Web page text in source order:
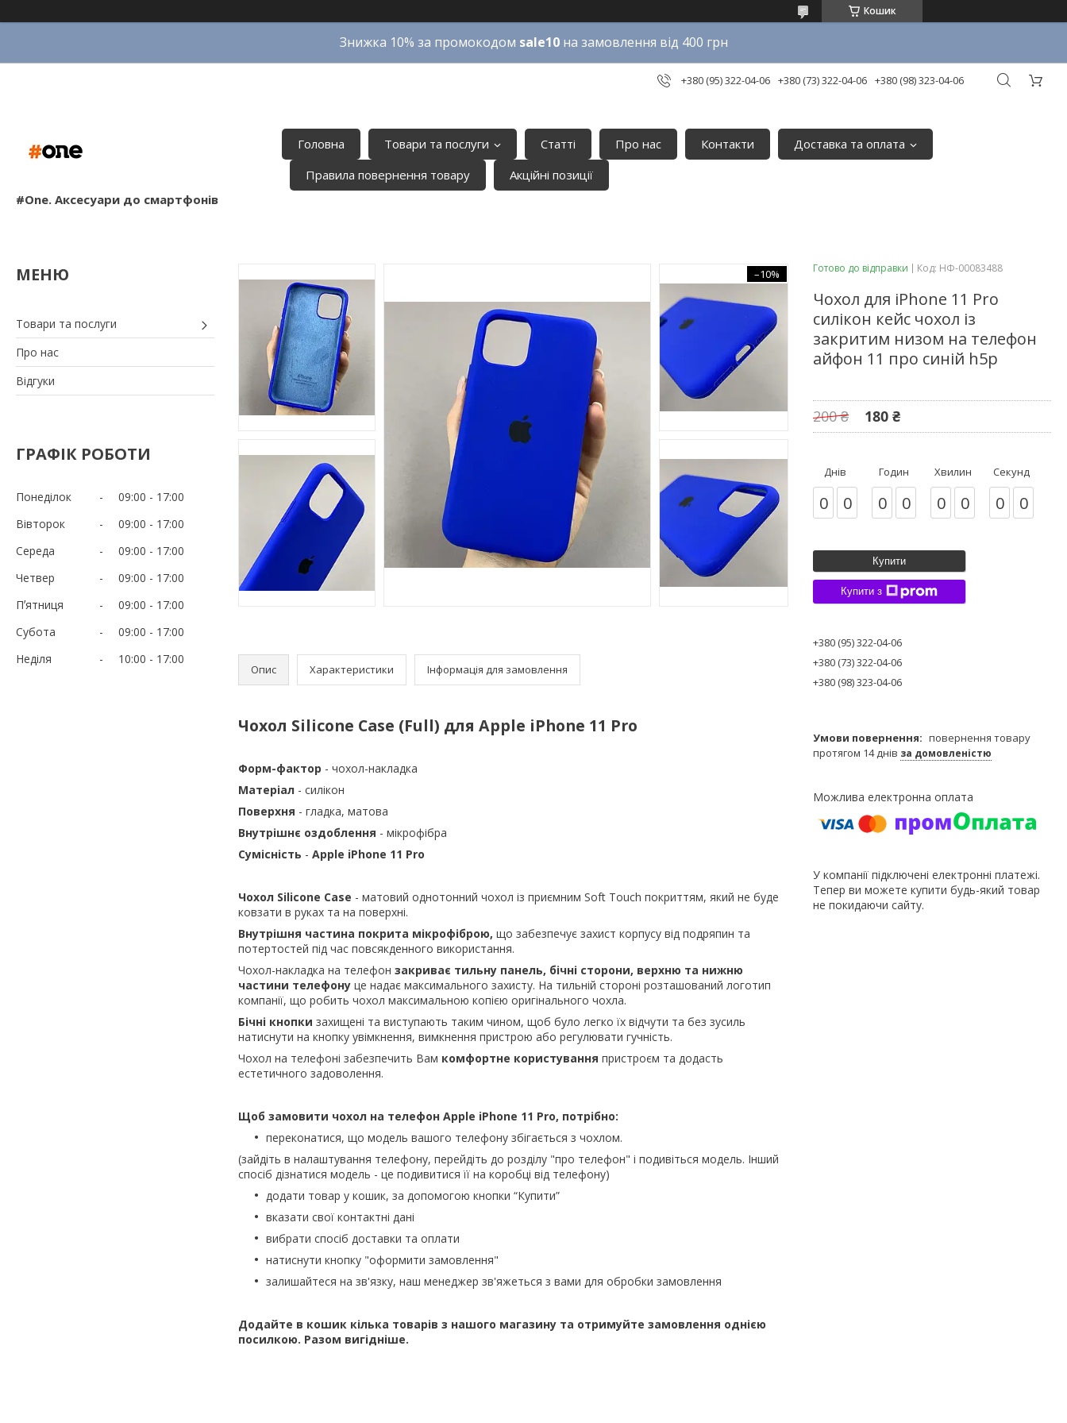
Кошик
Знижка 10% за промокодом sale10на замовлення від 400 грн
+380 (95) 322-04-06 +380 (73) 322-04-06 +380 (98) 323-04-06
#One. Аксесуари до смартфонів
Головна Товари та послуги Статті Про нас Контакти
Доставка та оплата
Правила повернення товару
Акційні позиції
Товари та послуги
Про нас
Відгуки
ГРАФІК РОБОТИ
Понеділок 09:00
17:00
Вівторок
09:00
17:00
Середа
09:00
17:00
Четвер
09:00
17:00
Пʼятниця
09:00
17:00
Субота
09:00
17:00
Неділя
10:00 17:00
–10%
Опис Характеристики Інформація для замовлення
Чохол Silicone Case (Full) для Apple iPhone 11 Pro
Форм-фактор - чохол-накладка
Матеріал - силікон
Поверхня - гладка, матова
Внутрішнє оздоблення - мікрофібра
Сумісність - Apple iPhone 11 Pro
Чохол Silicone Case - матовий однотонний чохол із приємним Soft Touch покриттям, який не буде
ковзати в руках та на поверхні.
Внутрішня частина покрита мікрофіброю, що забезпечує захист корпусу від подряпин та
потертостей під час повсякденного використання.
Чохол-накладка на телефон закриває тильну панель, бічні сторони, верхню та нижню
частини телефону це надає максимального захисту. На тильній стороні розташований логотип
компанії, що робить чохол максимальною копією оригінального чохла.
Бічні кнопки захищені та виступають таким чином, щоб було легко їх відчути та без зусиль
натиснути на кнопку увімкнення, вимкнення пристрою або регулювати гучність.
Чохол на телефоні забезпечить Вам комфортне користування пристроєм та додасть
естетичного задоволення.
Щоб замовити чохол на телефон Apple iPhone 11 Pro, потрібно:
переконатися, що модель вашого телефону збігається з чохлом.
(зайдіть в налаштування телефону, перейдіть до розділу "про телефон" і подивіться модель. Інший
спосіб дізнатися модель - це подивитися її на коробці від телефону)
додати товар у кошик, за допомогою кнопки “Купити”
вказати свої контактні дані
вибрати спосіб доставки та оплати
натиснути кнопку "оформити замовлення"
залишайтеся на зв'язку, наш менеджер зв'яжеться з вами для обробки замовлення
Додайте в кошик кілька товарів з нашого магазину та отримуйте замовлення однією
посилкою. Разом вигідніше.
Готово до відправки Код: НФ-00083488
Чохол для iPhone 11 Pro
силікон кейс чохол із
закритим низом на телефон
айфон 11 про синій h5p
200 ₴ 180 ₴
Днів
0 0
Годин
0 0
Хвилин
0 0
Секунд
0 0
Купити
Купити з
+380 (95) 322-04-06
+380 (73) 322-04-06
+380 (98) 323-04-06
повернення товару
протягом 14 днів за домовленістю
У компанії підключені електронні платежі.
Тепер ви можете купити будь-який товар
не покидаючи сайту.